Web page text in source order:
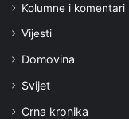
Kolumne i komentari
Vijesti
Domovina
Svijet
Crna kronika